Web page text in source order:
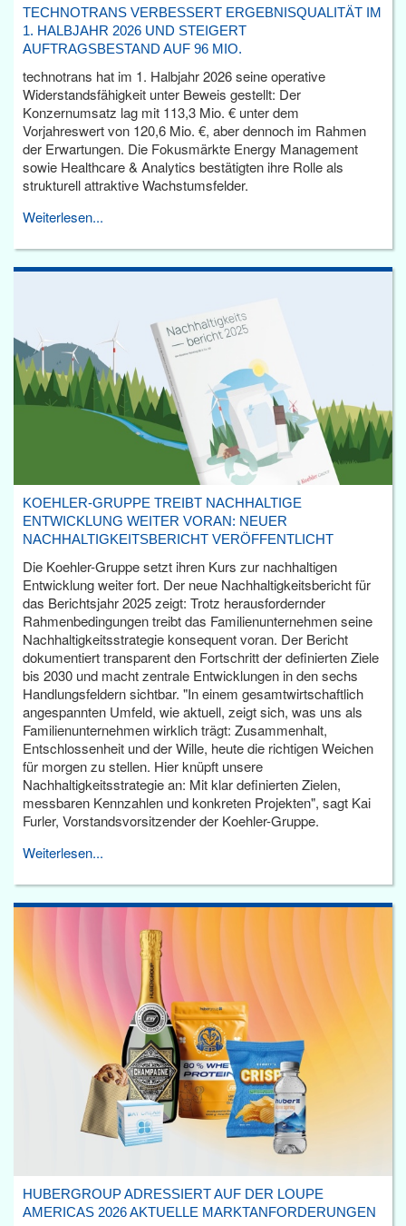
TECHNOTRANS VERBESSERT ERGEBNISQUALITÄT IM
1. HALBJAHR 2026 UND STEIGERT
AUFTRAGSBESTAND AUF 96 MIO.
technotrans hat im 1. Halbjahr 2026 seine operative
Widerstandsfähigkeit unter Beweis gestellt: Der
Konzernumsatz lag mit 113,3 Mio. € unter dem
Vorjahreswert von 120,6 Mio. €, aber dennoch im Rahmen
der Erwartungen. Die Fokusmärkte Energy Management
sowie Healthcare & Analytics bestätigten ihre Rolle als
strukturell attraktive Wachstumsfelder.
Weiterlesen...
KOEHLER-GRUPPE TREIBT NACHHALTIGE
ENTWICKLUNG WEITER VORAN: NEUER
NACHHALTIGKEITSBERICHT VERÖFFENTLICHT
Die Koehler-Gruppe setzt ihren Kurs zur nachhaltigen
Entwicklung weiter fort. Der neue Nachhaltigkeitsbericht für
das Berichtsjahr 2025 zeigt: Trotz herausfordernder
Rahmenbedingungen treibt das Familienunternehmen seine
Nachhaltigkeitsstrategie konsequent voran. Der Bericht
dokumentiert transparent den Fortschritt der definierten Ziele
bis 2030 und macht zentrale Entwicklungen in den sechs
Handlungsfeldern sichtbar. "In einem gesamtwirtschaftlich
angespannten Umfeld, wie aktuell, zeigt sich, was uns als
Familienunternehmen wirklich trägt: Zusammenhalt,
Entschlossenheit und der Wille, heute die richtigen Weichen
für morgen zu stellen. Hier knüpft unsere
Nachhaltigkeitsstrategie an: Mit klar definierten Zielen,
messbaren Kennzahlen und konkreten Projekten", sagt Kai
Furler, Vorstandsvorsitzender der Koehler-Gruppe.
Weiterlesen...
HUBERGROUP ADRESSIERT AUF DER LOUPE
AMERICAS 2026 AKTUELLE MARKTANFORDERUNGEN